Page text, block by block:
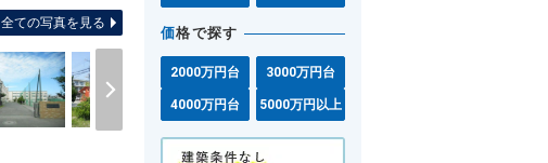
全ての写真を見る
価格で探す
2000万円台 3000万円台
4000万円台 5000万円以上